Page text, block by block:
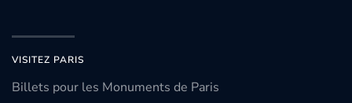
VISITEZ PARIS
Billets pour les Monuments de Paris